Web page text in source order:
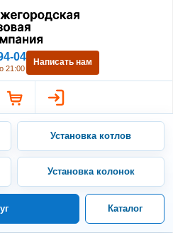
Нижегородская Газовая
04
21:00
Написать нам
Установка котлов
Установка колонок
Каталог